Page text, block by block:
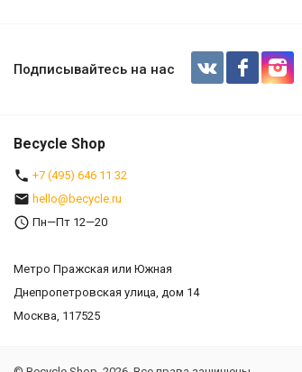
Тормозные колодки
пружиной и шплинтом
Подписывайтесь на нас
Becycle Shop
+7 (495) 646 11 32
hello@becycle.ru
Пн—Пт 12—20
Метро Пражская или Южная
Днепропетровская улица, дом 14
Москва, 117525